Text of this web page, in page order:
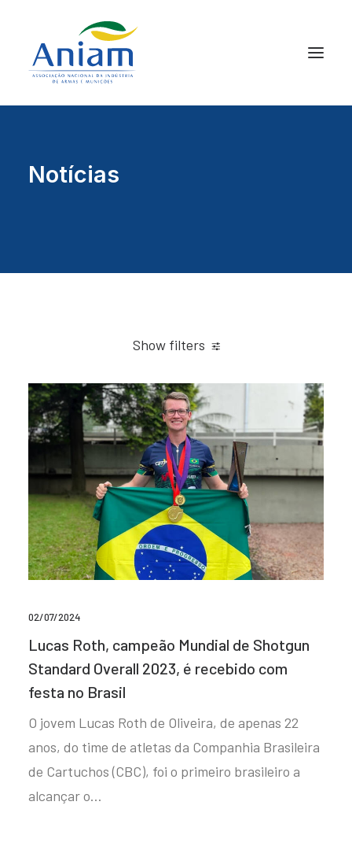
Notícias
Show filters
02/07/2024
Lucas Roth, campeão Mundial de Shotgun
Standard Overall 2023, é recebido com
festa no Brasil
O jovem Lucas Roth de Oliveira, de apenas 22
anos, do time de atletas da Companhia Brasileira
de Cartuchos (CBC), foi o primeiro brasileiro a
alcançar o…